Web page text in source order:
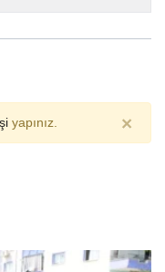
yapınız. ×